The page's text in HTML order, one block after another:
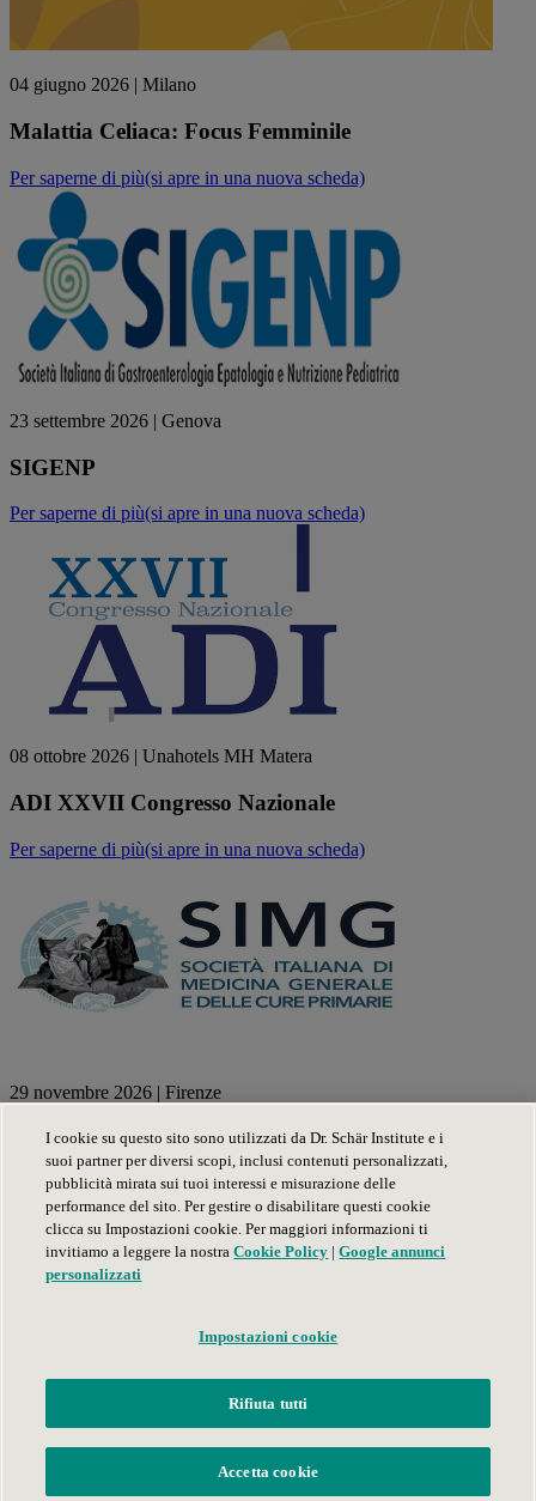
04 giugno 2026 | Milano
Malattia Celiaca: Focus Femminile
Per saperne di più(si apre in una nuova scheda)
23 settembre 2026 | Genova
SIGENP
Per saperne di più(si apre in una nuova scheda)
08 ottobre 2026 | Unahotels MH Matera
ADI XXVII Congresso Nazionale
Per saperne di più(si apre in una nuova scheda)
29 novembre 2026 | Firenze
SIMG
Per saperne di più(si apre in una nuova scheda)
Privacy
Dati societari
Dr. Schär Company(si apre in una nuova scheda)
(si apre in una nuova scheda)
IT00605750215, CCIAA BZ 88727 Cap. Soc. 1.100.000 Euro. Photo
credit: www.shutterstock.com
I cookie su questo sito sono utilizzati da Dr. Schär Institute e i
suoi partner per diversi scopi, inclusi contenuti personalizzati,
pubblicità mirata sui tuoi interessi e misurazione delle
performance del sito. Per gestire o disabilitare questi cookie
clicca su Impostazioni cookie. Per maggiori informazioni ti
invitiamo a leggere la nostraCookie Policy |Google annunci
personalizzati
Impostazioni cookie
Rifiuta tutti
Accetta cookie